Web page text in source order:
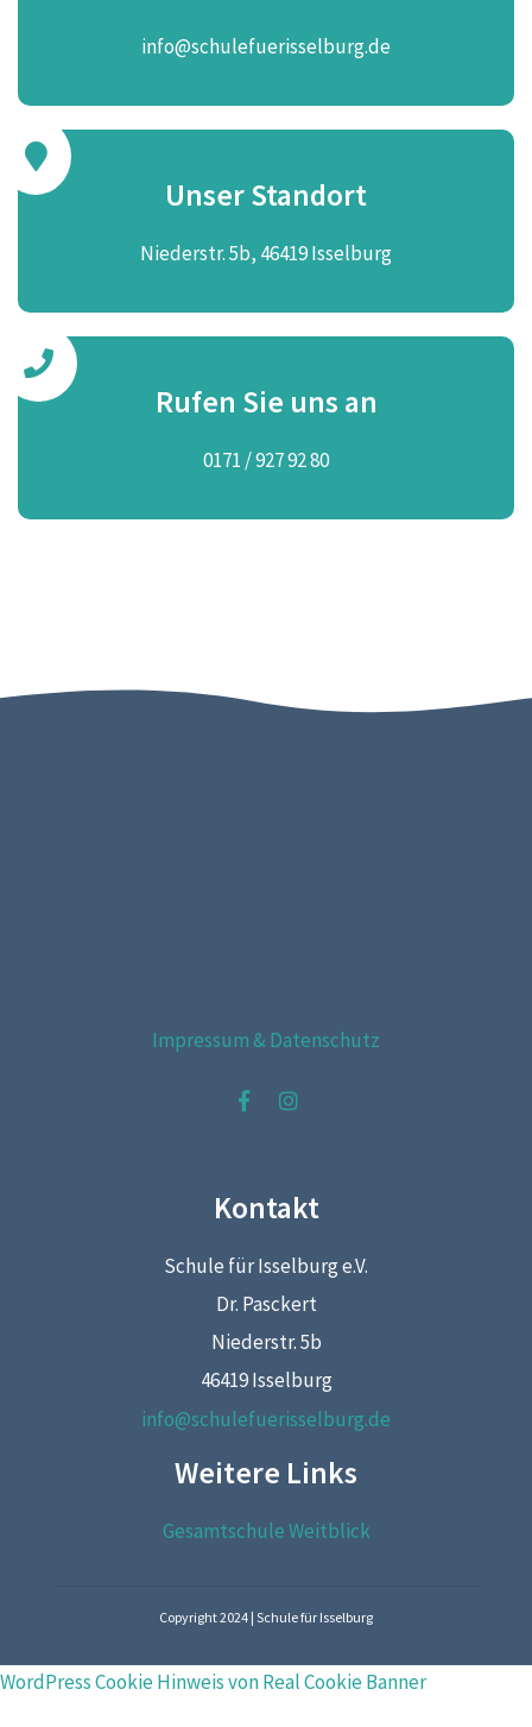
info@schulefuerisselburg.de
Unser Standort
Niederstr. 5b, 46419 Isselburg
Rufen Sie uns an
0171 / 927 92 80
Impressum & Datenschutz
Kontakt
Schule für Isselburg e.V.
Dr. Pasckert
Niederstr. 5b
46419 Isselburg
info@schulefuerisselburg.de
Weitere Links
Gesamtschule Weitblick
Copyright 2024 | Schule für Isselburg
WordPress Cookie Hinweis von Real Cookie Banner